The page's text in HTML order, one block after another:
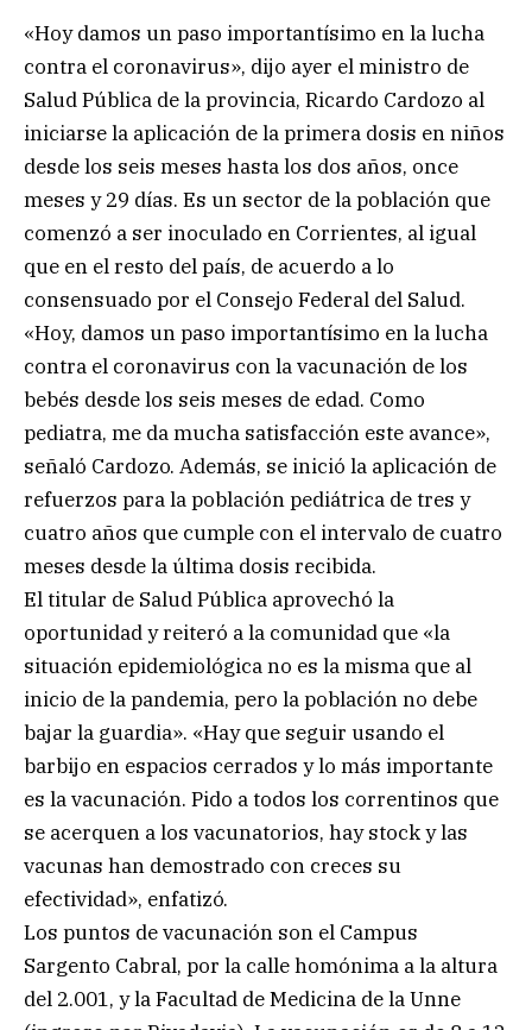
«Hoy damos un paso importantísimo en la lucha
contra el coronavirus», dijo ayer el ministro de
Salud Pública de la provincia, Ricardo Cardozo al
iniciarse la aplicación de la primera dosis en niños
desde los seis meses hasta los dos años, once
meses y 29 días. Es un sector de la población que
comenzó a ser inoculado en Corrientes, al igual
que en el resto del país, de acuerdo a lo
consensuado por el Consejo Federal del Salud.
«Hoy, damos un paso importantísimo en la lucha
contra el coronavirus con la vacunación de los
bebés desde los seis meses de edad. Como
pediatra, me da mucha satisfacción este avance»,
señaló Cardozo. Además, se inició la aplicación de
refuerzos para la población pediátrica de tres y
cuatro años que cumple con el intervalo de cuatro
meses desde la última dosis recibida.
El titular de Salud Pública aprovechó la
oportunidad y reiteró a la comunidad que «la
situación epidemiológica no es la misma que al
inicio de la pandemia, pero la población no debe
bajar la guardia». «Hay que seguir usando el
barbijo en espacios cerrados y lo más importante
es la vacunación. Pido a todos los correntinos que
se acerquen a los vacunatorios, hay stock y las
vacunas han demostrado con creces su
efectividad», enfatizó.
Los puntos de vacunación son el Campus
Sargento Cabral, por la calle homónima a la altura
del 2.001, y la Facultad de Medicina de la Unne